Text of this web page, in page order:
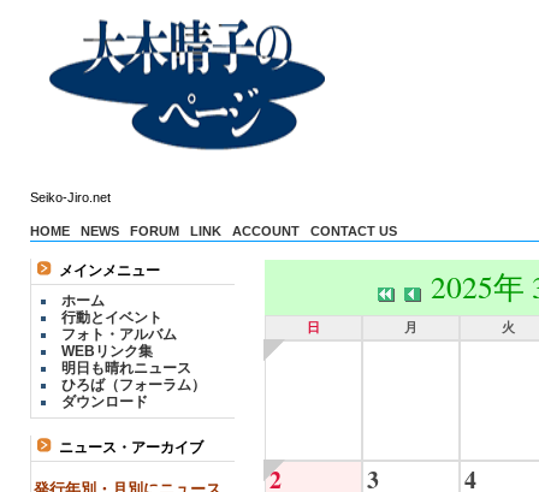
Seiko-Jiro.net
HOME NEWS FORUM LINK ACCOUNT CONTACT US
メインメニュー
ホーム
行動とイベント
フォト・アルバム
WEBリンク集
明日も晴れニュース
ひろば（フォーラム）
ダウンロード
ニュース・アーカイブ
2025年
日 月 火
2 3 4